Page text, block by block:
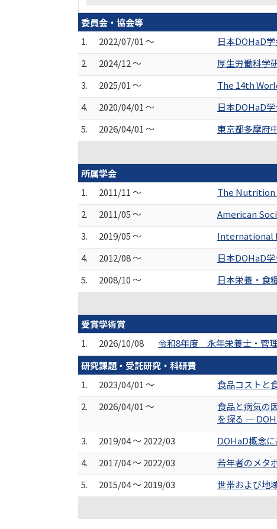
委員会・協会等
1.
2022/07/01 ～
日本DOHaD
2.
2024/12 ～
厚生労働科学
3.
2025/01 ～
The 14th
4.
2020/04/01 ～
日本DOHaD
5.
2026/04/01 ～
東京都多摩府
所属学会
1.
2011/11 ～
The
2.
2011/05 ～
American
3.
2019/05 ～
International
4.
2012/08 ～
日本DOHaD
5.
2008/10 ～
日本栄養・食
受賞学術賞
1.
2026/10/08
令和8年度 永年栄養士・管
研究課題・受託研究・科研費
1.
2023/04/01 ～
食品コストと
2.
2026/04/01 ～
食品と病気の
を探る ―
3.
2019/04 ～ 2022/03
DOHaD概念
4.
2017/04 ～ 2022/03
若年者のメタ
5.
2015/04 ～ 2019/03
世帯および地